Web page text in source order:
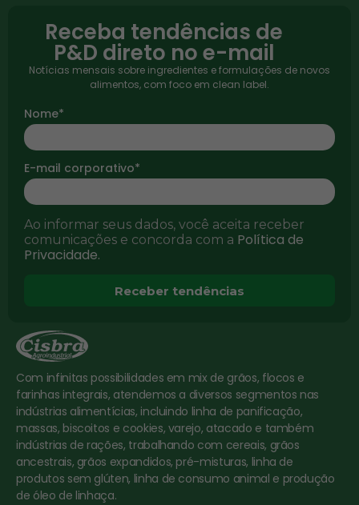
Receba tendências de
P&D direto no e-mail
Notícias mensais sobre ingredientes e formulações de novos
alimentos, com foco em clean label.
Nome*
E-mail corporativo*
Ao informar seus dados, você aceita receber
comunicações e concorda com a Política de
Privacidade.
Receber tendências
Com infinitas possibilidades em mix de grãos, flocos e
farinhas integrais, atendemos a diversos segmentos nas
indústrias alimentícias, incluindo linha de panificação,
massas, biscoitos e cookies, varejo, atacado e também
indústrias de rações, trabalhando com cereais, grãos
ancestrais, grãos expandidos, pré-misturas, linha de
produtos sem glúten, linha de consumo animal e produção
de óleo de linhaça.